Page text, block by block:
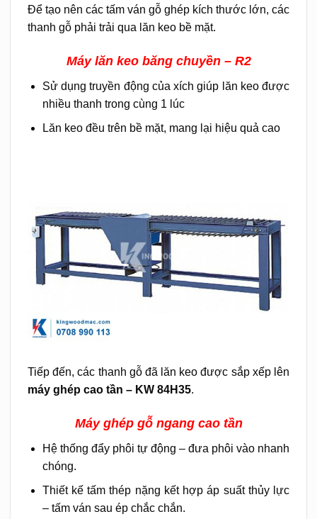
Để tạo nên các tấm ván gỗ ghép kích thước lớn, các
thanh gỗ phải trải qua lăn keo bề mặt.
Máy lăn keo băng chuyền– R2
Sử dụng truyền động của xích giúp lăn keo được
nhiều thanh trong cùng 1 lúc
Lăn keo đều trên bề mặt, mang lại hiệu quả cao
Tiếp đến, các thanh gỗ đã lăn keo được sắp xếp lên
máy ghép cao tần – KW 84H35.
Máy ghép gỗ ngang cao tần
Hệ thống đẩy phôi tự động – đưa phôi vào nhanh
chóng.
Thiết kế tấm thép nặng kết hợp áp suất thủy lực
– tấm ván sau ép chắc chắn.